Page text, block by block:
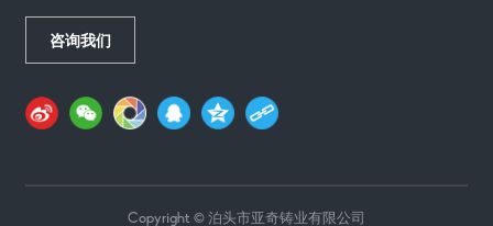
咨询我们
Copyright © 泊头市亚奇铸业有限公司